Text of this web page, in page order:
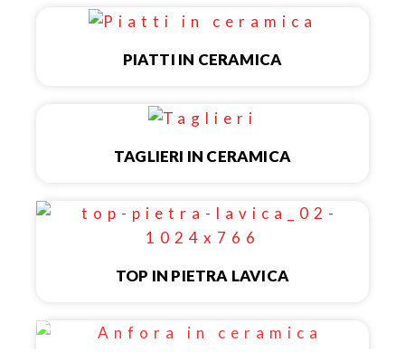
PIATTI IN CERAMICA
TAGLIERI IN CERAMICA
TOP IN PIETRA LAVICA